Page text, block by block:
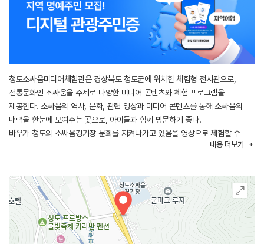
청도소싸움미디어체험관은 경상북도 청도군에 위치한 체험형 전시관으로,
전통문화인 소싸움을 주제로 다양한 미디어 콘텐츠와 체험 프로그램을
제공한다. 소싸움의 역사, 문화, 관련 영상과 미디어 콘텐츠를 통해 소싸움의
매력을 한눈에 보여주는 곳으로, 아이들과 함께 방문하기 좋다.
바우가 청도의 소싸움경기장 문화를 지켜나가고 있음을 영상으로 체험할 수
있는 4D체험관, 특수영상을 활용하며 소와 체력단련을 해보는 체험장,
이외에도 유아놀이방, 휴게실 등 편의시설을 갖추고 있다.
내용 더보기